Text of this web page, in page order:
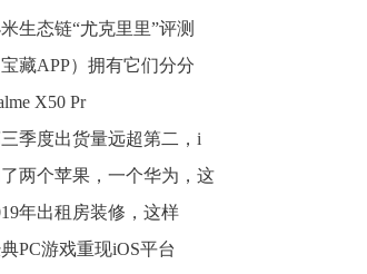
生态链“尤克里里”评测
宝藏APP）拥有它们分分
X50 Pr
季度出货量远超第二，i
了两个苹果，一个华为，这
年出租房装修，这样
PC游戏重现iOS平台